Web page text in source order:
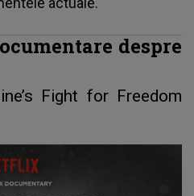
despre
Fight for Freedom